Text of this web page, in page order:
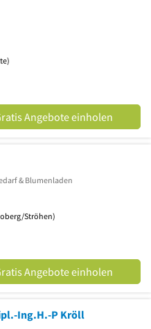
Angebote einholen
& Blumenladen
Ströhen)
Angebote einholen
Ing.H.-P Kröll